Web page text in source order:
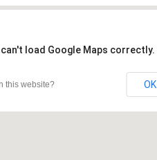
can't load Google Maps correctly.
this website? OK